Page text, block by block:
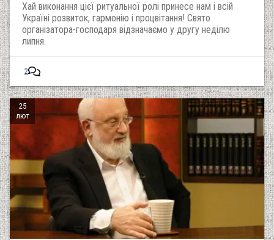
Хай виконання цієї ритуальної ролі принесе нам і всій
Україні розвиток, гармонію і процвітання! Свято
організатора-господаря відзначаємо у другу неділю
липня.
2
25
лют